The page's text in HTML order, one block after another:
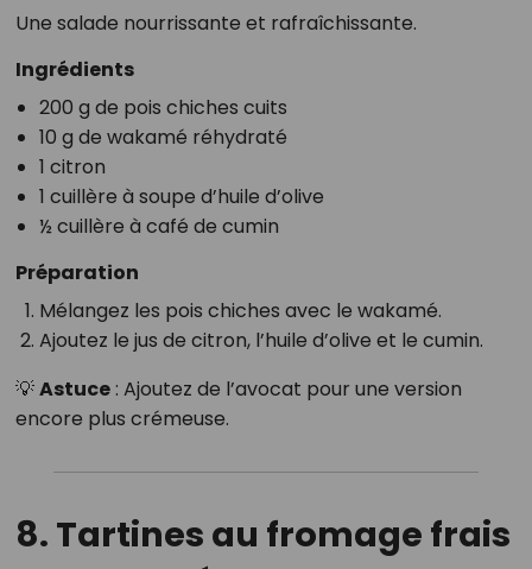
Une salade nourrissante et rafraîchissante.
Ingrédients
200 g de pois chiches cuits
10 g de wakamé réhydraté
1 citron
1 cuillère à soupe d’huile d’olive
½ cuillère à café de cumin
Préparation
Mélangez les pois chiches avec le wakamé.
Ajoutez le jus de citron, l’huile d’olive et le cumin.
💡Astuce: Ajoutez de l’avocat pour une version
encore plus crémeuse.
8. Tartines au fromage frais